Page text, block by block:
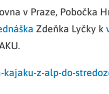
v Praze, Pobočka
Zdeňka Lyčky k
z-alp-do-